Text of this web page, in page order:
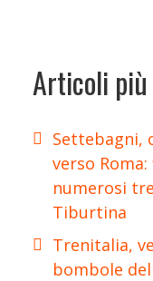
Articoli
Settebagni,
verso
numerosi
Tiburtina
Trenitalia,
bombole